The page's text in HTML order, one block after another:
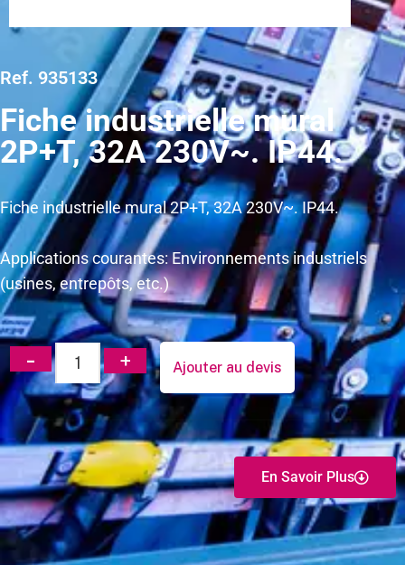
Ref. 935133
Fiche industrielle mural
2P+T, 32A 230V~. IP44.
Fiche industrielle mural 2P+T, 32A 230V~. IP44.
Applications courantes: Environnements industriels
(usines, entrepôts, etc.)
Ajouter au devis
En Savoir Plus